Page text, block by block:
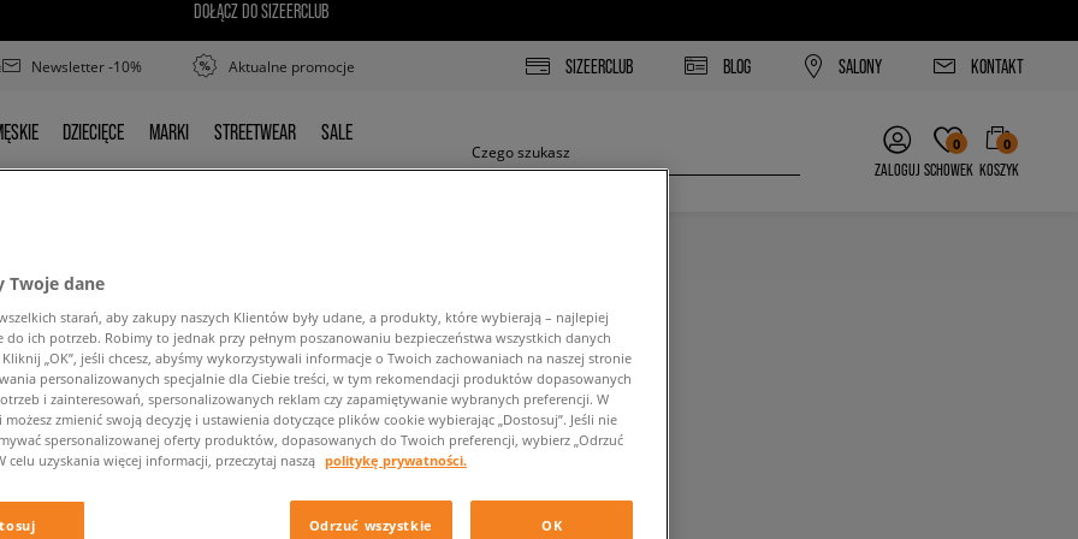
DOŁĄCZ DO SIZEERCLUB
Newsletter -10% Aktualne promocje SIZEERCLUB BLOG SALONY KONTAKT
DZIECIĘCE
DZIECIĘCE MARKI
MARKI STREETWEAR
STREETWEAR SALE
SALE
ZALOGUJ
0
SCHOWEK
0
KOSZYK
Gotowe - nie będziemy przesyłać Ci próśb o opinię.
Twoje dane
starań, aby zakupy naszych Klientów były udane, a produkty, które wybierają – najlepiej
do ich potrzeb. Robimy to jednak przy pełnym poszanowaniu bezpieczeństwa wszystkich danych
„OK”, jeśli chcesz, abyśmy wykorzystywali informacje o Twoich zachowaniach na naszej stronie
personalizowanych specjalnie dla Ciebie treści, w tym rekomendacji produktów dopasowanych
i zainteresowań, spersonalizowanych reklam czy zapamiętywanie wybranych preferencji. W
możesz zmienić swoją decyzję i ustawienia dotyczące plików cookie wybierając „Dostosuj”. Jeśli nie
spersonalizowanej oferty produktów, dopasowanych do Twoich preferencji, wybierz „Odrzuć
celu uzyskania więcej informacji, przeczytaj naszą politykę prywatności.
Odrzuć wszystkie OK